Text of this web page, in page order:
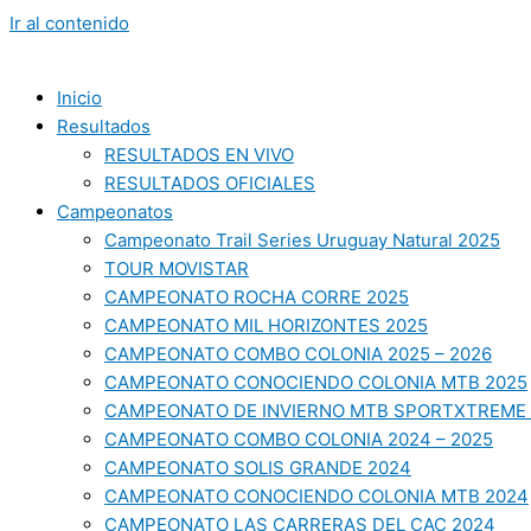
Ir al contenido
Inicio
Resultados
RESULTADOS EN VIVO
RESULTADOS OFICIALES
Campeonatos
Campeonato Trail Series Uruguay Natural 2025
TOUR MOVISTAR
CAMPEONATO ROCHA CORRE 2025
CAMPEONATO MIL HORIZONTES 2025
CAMPEONATO COMBO COLONIA 2025 – 2026
CAMPEONATO CONOCIENDO COLONIA MTB 2025
CAMPEONATO DE INVIERNO MTB
CAMPEONATO COMBO COLONIA 2024 – 2025
CAMPEONATO SOLIS GRANDE 2024
CAMPEONATO CONOCIENDO COLONIA MTB 2024
CAMPEONATO LAS CARRERAS DEL CAC 2024